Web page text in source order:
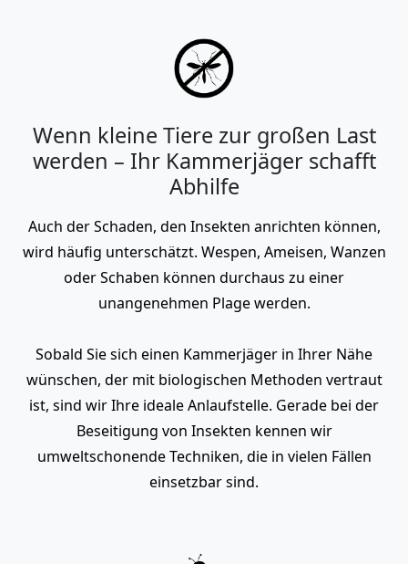
Wenn kleine Tiere zur großen Last
werden – Ihr Kammerjäger schafft
Abhilfe
Auch der Schaden, den Insekten anrichten können,
wird häufig unterschätzt. Wespen, Ameisen, Wanzen
oder Schaben können durchaus zu einer
unangenehmen Plage werden.
Sobald Sie sich einen Kammerjäger in Ihrer Nähe
wünschen, der mit biologischen Methoden vertraut
ist, sind wir Ihre ideale Anlaufstelle. Gerade bei der
Beseitigung von Insekten kennen wir
umweltschonende Techniken, die in vielen Fällen
einsetzbar sind.